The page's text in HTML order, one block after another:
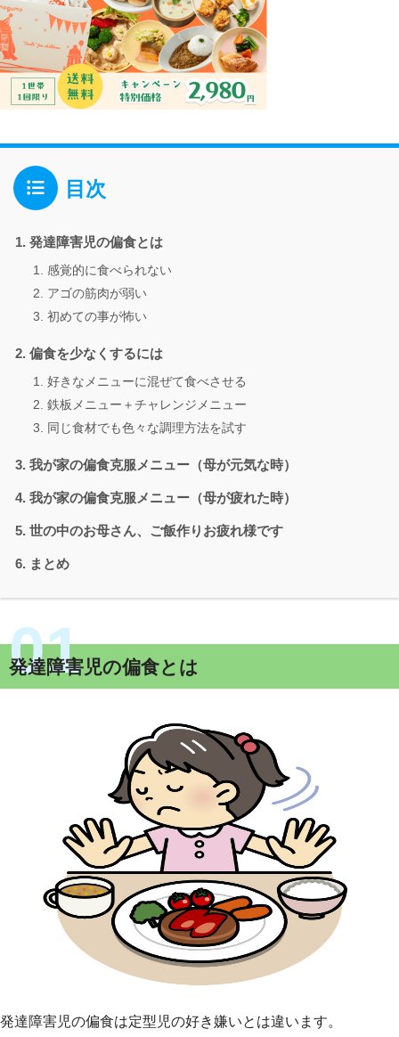
目次
発達障害児の偏食とは
感覚的に食べられない
アゴの筋肉が弱い
初めての事が怖い
偏食を少なくするには
好きなメニューに混ぜて食べさせる
鉄板メニュー＋チャレンジメニュー
同じ食材でも色々な調理方法を試す
我が家の偏食克服メニュー（母が元気な時）
我が家の偏食克服メニュー（母が疲れた時）
世の中のお母さん、ご飯作りお疲れ様です
まとめ
発達障害児の偏食とは
発達障害児の偏食は定型児の好き嫌いとは違います。